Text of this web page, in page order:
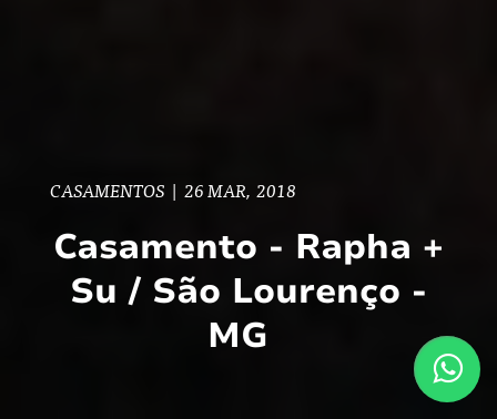
CASAMENTOS | 26 MAR, 2018
Casamento - Rapha +
Su / São Lourenço -
MG